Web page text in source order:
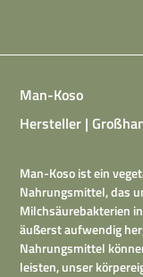
Man-Koso
Hersteller |
Man-Koso ist ein
Nahrungsmittel, das
Milchsäurebakterien
äußerst aufwendig
Nahrungsmittel
leisten, unser